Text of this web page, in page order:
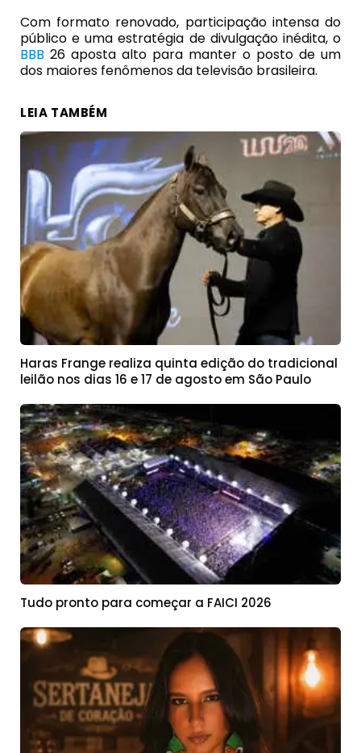
Com formato renovado, participação intensa do
público e uma estratégia de divulgação inédita, o
BBB 26 aposta alto para manter o posto de um
dos maiores fenômenos da televisão brasileira.
LEIA TAMBÉM
Haras Frange realiza quinta edição do tradicional
leilão nos dias 16 e 17 de agosto em São Paulo
Tudo pronto para começar a FAICI 2026